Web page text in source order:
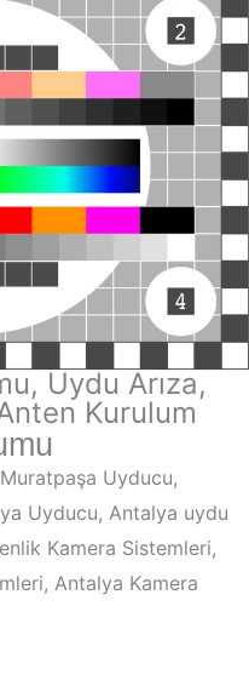
Uydu Arıza,
Kurulum
Uyducu,
Uyducu, Antalya uydu
Kamera Sistemleri,
Antalya Kamera